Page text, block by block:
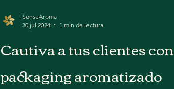
Cautiva a tus clientes con
packaging aromatizado
SenseAroma
30 jul 2024
1 min de lectura